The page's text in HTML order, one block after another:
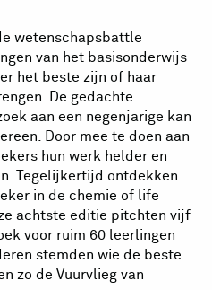
wetenschapsbattle
van het basisonderwijs
het beste zijn of haar
De gedachte
aan een negenjarige kan
Door mee te doen aan
hun werk helder en
Tegelijkertijd ontdekken
in de chemie of life
achtste editie pitchten vijf
voor ruim 60 leerlingen
stemden wie de beste
zo de Vuurvlieg van